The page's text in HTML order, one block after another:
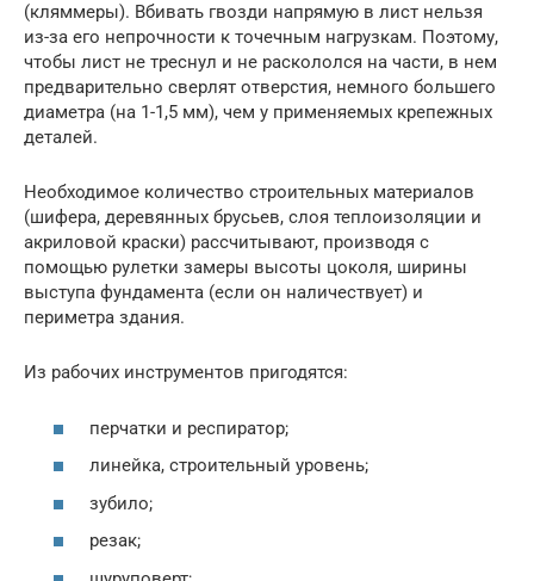
(кляммеры). Вбивать гвозди напрямую в лист нельзя
из-за его непрочности к точечным нагрузкам. Поэтому,
чтобы лист не треснул и не раскололся на части, в нем
предварительно сверлят отверстия, немного большего
диаметра (на 1-1,5 мм), чем у применяемых крепежных
деталей.
Необходимое количество строительных материалов
(шифера, деревянных брусьев, слоя теплоизоляции и
акриловой краски) рассчитывают, производя с
помощью рулетки замеры высоты цоколя, ширины
выступа фундамента (если он наличествует) и
периметра здания.
Из рабочих инструментов пригодятся:
перчатки и респиратор;
линейка, строительный уровень;
зубило;
резак;